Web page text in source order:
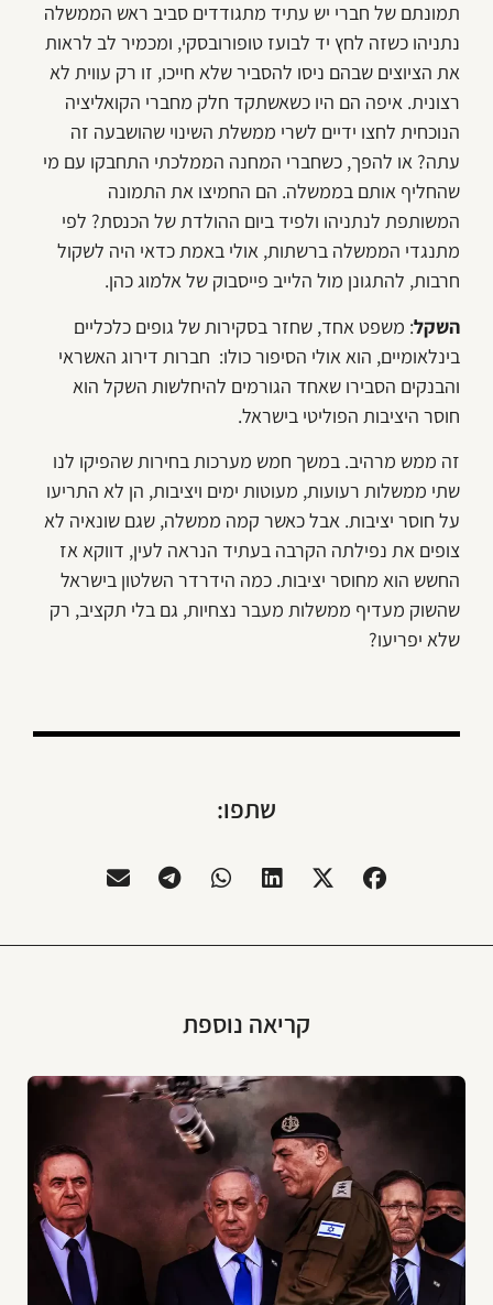
תמונתם של חברי יש עתיד מתגודדים סביב ראש הממשלה
נתניהו כשזה לחץ יד לבועז טופורובסקי, ומכמיר לב לראות
את הציוצים שבהם ניסו להסביר שלא חייכו, זו רק עווית לא
רצונית. איפה הם היו כשאשתקד חלק מחברי הקואליציה
הנוכחית לחצו ידיים לשרי ממשלת השינוי שהושבעה זה
עתה? או להפך, כשחברי המחנה הממלכתי התחבקו עם מי
שהחליף אותם בממשלה. הם החמיצו את התמונה
המשותפת לנתניהו ולפיד ביום ההולדת של הכנסת? לפי
מתנגדי הממשלה ברשתות, אולי באמת כדאי היה לשקול
חרבות, להתגונן מול הלייב פייסבוק של אלמוג כהן.
השקל: משפט אחד, שחזר בסקירות של גופים כלכליים
בינלאומיים, הוא אולי הסיפור כולו: חברות דירוג האשראי
והבנקים הסבירו שאחד הגורמים להיחלשות השקל הוא
חוסר היציבות הפוליטי בישראל.
זה ממש מרהיב. במשך חמש מערכות בחירות שהפיקו לנו
שתי ממשלות רעועות, מעוטות ימים ויציבות, הן לא התריעו
על חוסר יציבות. אבל כאשר קמה ממשלה, שגם שונאיה לא
צופים את נפילתה הקרבה בעתיד הנראה לעין, דווקא אז
החשש הוא מחוסר יציבות. כמה הידרדר השלטון בישראל
שהשוק מעדיף ממשלות מעבר נצחיות, גם בלי תקציב, רק
שלא יפריעו?
שתפו:
קריאה נוספת